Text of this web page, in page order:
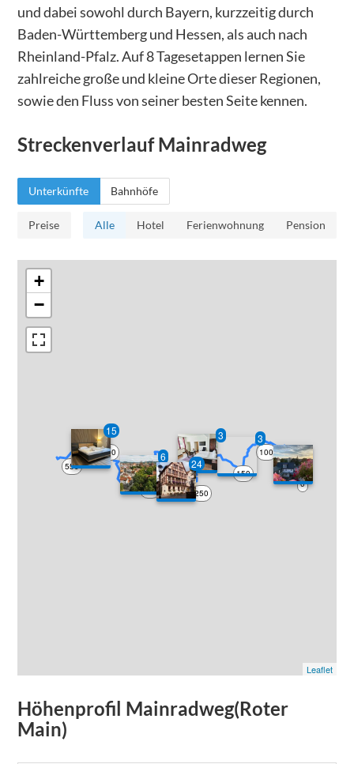
und dabei sowohl durch Bayern, kurzzeitig durch
Baden-Württemberg und Hessen, als auch nach
Rheinland-Pfalz. Auf 8 Tagesetappen lernen Sie
zahlreiche große und kleine Orte dieser Regionen,
sowie den Fluss von seiner besten Seite kennen.
StreckenverlaufMainradweg
Unterkünfte Bahnhöfe
Preise Alle Hotel Ferienwohnung Pension
15
6
24
3 3
0
50
100
150
200
250
300
350
400
450
500
550
+
−
Leaflet
Höhenprofil Mainradweg(Roter
Main)